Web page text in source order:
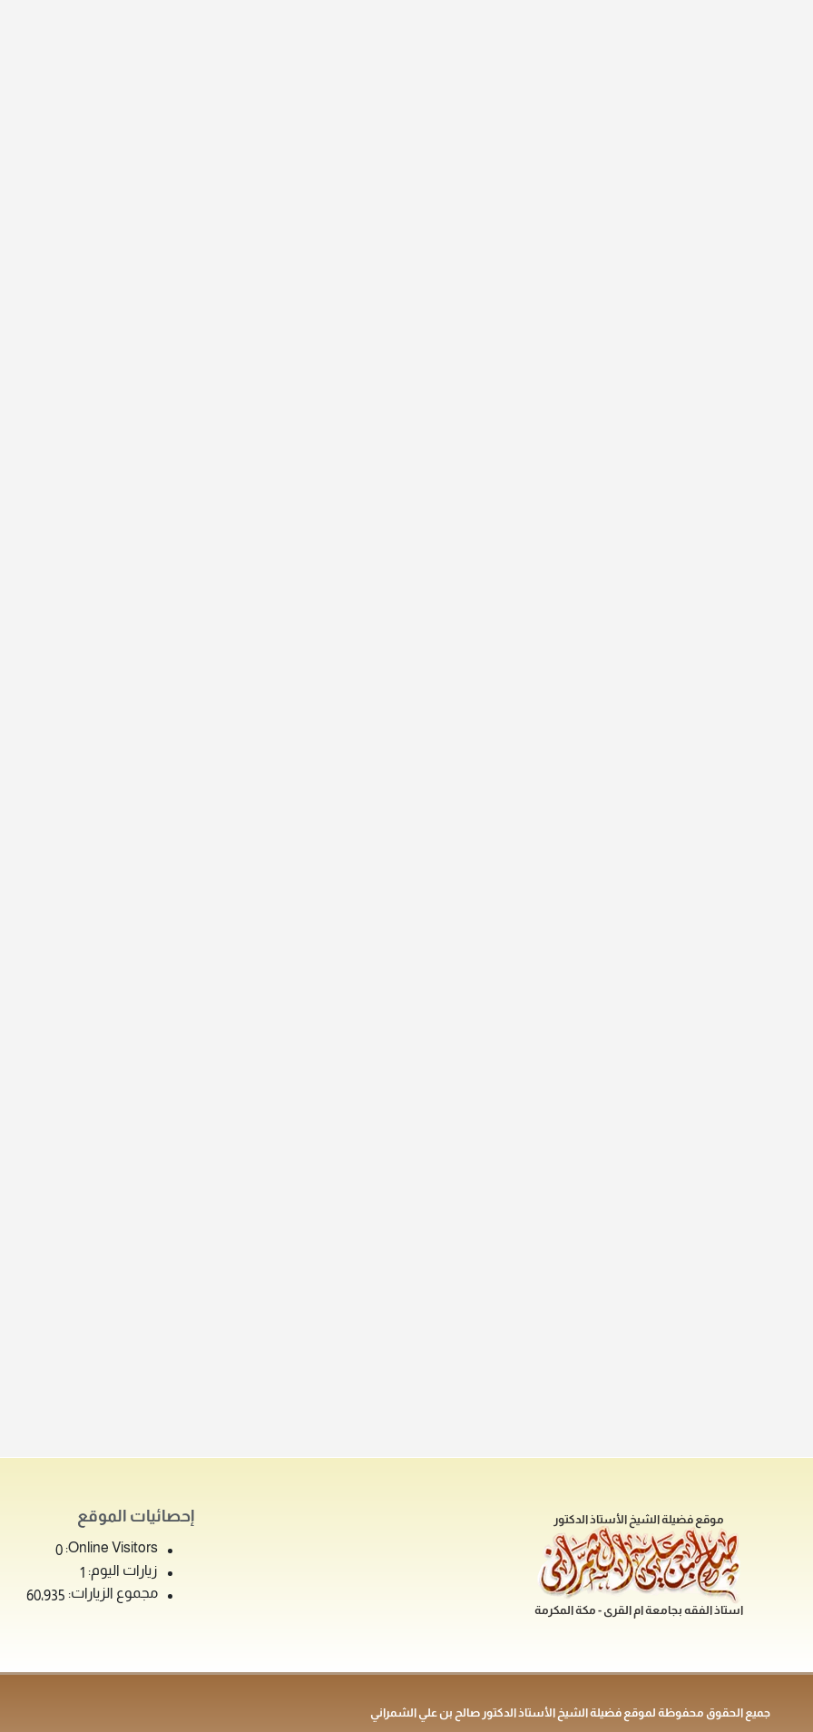
موقع فضيلة الشيخ الأستاذ الدكتور
استاذ الفقه بجامعة ام القرى - مكة المكرمة
إحصائيات الموقع
Online Visitors:
0
زيارات اليوم: 1
مجموع الزيارات: 60٬935
جميع الحقوق محفوظة لموقع فضيلة الشيخ الأستاذ الدكتور صالح بن علي الشمراني